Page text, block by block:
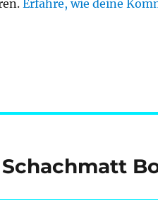
Erfahre, wie deine